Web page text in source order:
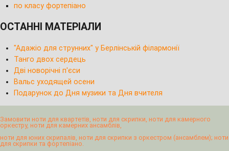
по класу фортепіано
ОСТАННІ МАТЕРІАЛИ
"Адажіо для струнних" у Берлінській філармонії
Танго двох сердець
Дві новорічні п'єси
Вальс уходящей осени
Подарунок до Дня музики та Дня вчителя
Замовити ноти для квартетів, ноти для скрипки, ноти для камерного
оркестру, ноти для камерних ансамблів,
ноти для юних скрипалів, ноти для скрипки з оркестром (ансамблем); ноти
для скрипки та фортепіано.